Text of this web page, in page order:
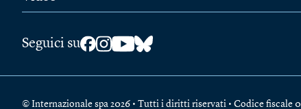
Seguici su
© Internazionale spa 2026 • Tutti i diritti riservati • Codice fiscale